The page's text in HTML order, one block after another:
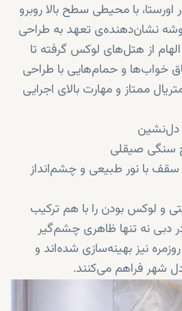
اورستا، با محیطی سطح بالا روبرو
نشان‌دهنده‌ی تعهد به طراحی
از هتل‌های لوکس گرفته تا
خواب‌ها و حمام‌هایی با طراحی
ممتاز و مهارت بالای اجرایی
دل‌نشین
سنگی صیقلی
سقف با نور طبیعی و چشم‌انداز
و لوکس بودن را با هم ترکیب
دبی نه تنها ظاهری چشم‌گیر
نیز بهینه‌سازی شده‌اند و
شهر فراهم می‌کنند.